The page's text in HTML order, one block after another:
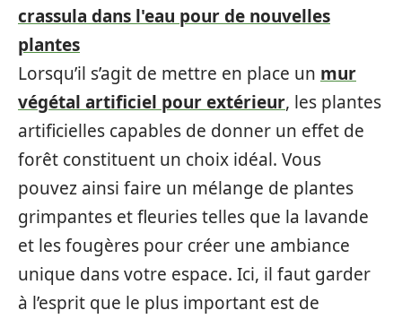
crassula dans l'eau pour de nouvelles
plantes
Lorsqu’il s’agit de mettre en place un mur
végétal artificiel pour extérieur, les plantes
artificielles capables de donner un effet de
forêt constituent un choix idéal. Vous
pouvez ainsi faire un mélange de plantes
grimpantes et fleuries telles que la lavande
et les fougères pour créer une ambiance
unique dans votre espace. Ici, il faut garder
à l’esprit que le plus important est de